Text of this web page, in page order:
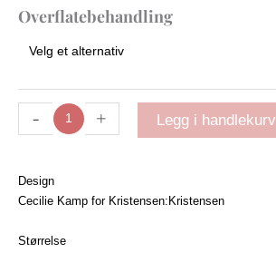
Overflatebehandling
- + Legg i handlekurv
Design
Cecilie Kamp for Kristensen:Kristensen
Størrelse